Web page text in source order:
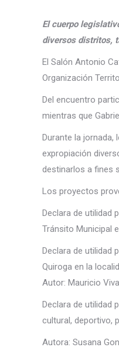
El cuerpo
diversos distritos,
El Salón Antonio
Organización
Del encuentro
mientras que
Durante la
expropiación
destinarlos a fines
Los proyectos
Declara de utilidad
Tránsito Municipal
Declara de utilidad
Quiroga en la
Autor: Mauricio
Declara de utilidad
cultural, deportivo,
Autora: Susana